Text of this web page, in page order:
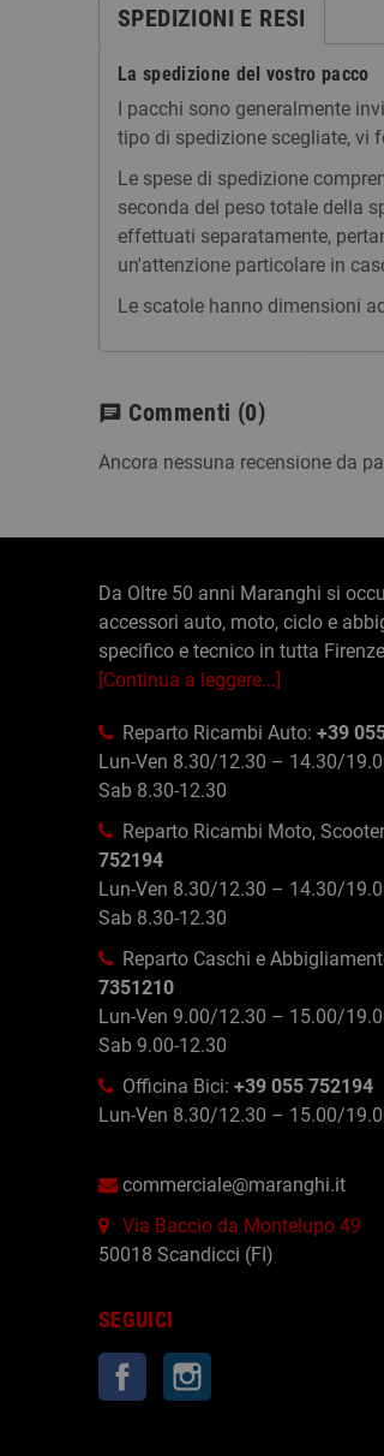
SPEDIZIONI E RESI
La spedizione del vostro pacco
I pacchi sono generalmente
tipo di spedizione scegliate, vi
Le spese di spedizione
seconda del peso totale della
effettuati separatamente,
un'attenzione particolare in
Le scatole hanno dimensioni
chat Commenti (0)
Ancora nessuna recensione da
Da Oltre 50 anni Maranghi si
accessori auto, moto, ciclo e
specifico e tecnico in tutta
[Continua a leggere...]
Reparto Ricambi Auto: +39
Lun-Ven 8.30/12.30 – 14.30/
Sab 8.30-12.30
Reparto Ricambi Moto,
752194
Lun-Ven 8.30/12.30 – 14.30/
Sab 8.30-12.30
Reparto Caschi e
7351210
Lun-Ven 9.00/12.30 – 15.00/
Sab 9.00-12.30
Officina Bici: +39 055 752194
Lun-Ven 8.30/12.30 – 15.00/
commerciale@maranghi.it
Via Baccio da Montelupo 49
50018 Scandicci (FI)
SEGUICI
Facebook